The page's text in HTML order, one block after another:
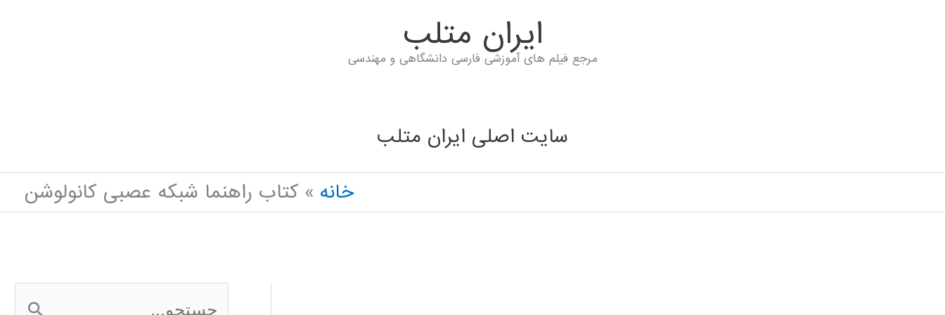
ايران متلب
مرجع فیلم های آموزشی فارسی دانشگاهی و مهندسی
سایت اصلی ایران متلب
خانه
کتاب راهنما شبکه عصبی کانولوشن